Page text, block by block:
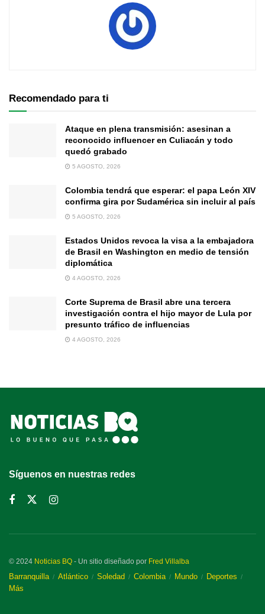
Recomendado para ti
Ataque en plena transmisión: asesinan a
reconocido influencer en Culiacán y todo
quedó grabado
5 AGOSTO, 2026
Colombia tendrá que esperar: el papa León XIV
confirma gira por Sudamérica sin incluir al país
5 AGOSTO, 2026
Estados Unidos revoca la visa a la embajadora
de Brasil en Washington en medio de tensión
diplomática
4 AGOSTO, 2026
Corte Suprema de Brasil abre una tercera
investigación contra el hijo mayor de Lula por
presunto tráfico de influencias
4 AGOSTO, 2026
Síguenos en nuestras redes
© 2024 Noticias BQ - Un sitio diseñado por Fred Villalba
Barranquilla Atlántico Soledad Colombia Mundo
Deportes
Más